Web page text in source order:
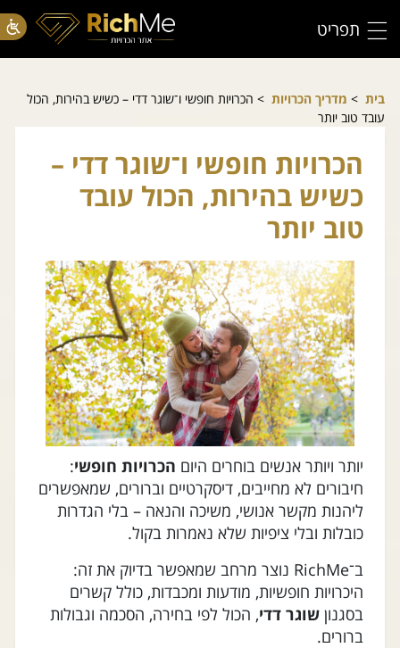
תפריט
בית > מדריך הכרויות > הכרויות חופשי ו־שוגר דדי – כשיש בהירות, הכול
עובד טוב יותר
הכרויות חופשי ו־שוגר דדי –
כשיש בהירות, הכול עובד
טוב יותר
יותר ויותר אנשים בוחרים היום הכרויות חופשי:
חיבורים לא מחייבים, דיסקרטיים וברורים, שמאפשרים
ליהנות מקשר אנושי, משיכה והנאה – בלי הגדרות
כובלות ובלי ציפיות שלא נאמרות בקול.
ב־RichMe נוצר מרחב שמאפשר בדיוק את זה:
היכרויות חופשיות, מודעות ומכבדות, כולל קשרים
בסגנון שוגר דדי, הכול לפי בחירה, הסכמה וגבולות
ברורים.